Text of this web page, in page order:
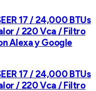
17 / 24,000 BTUs
/ 220 Vca / Filtro
Alexa y Google
17 / 24,000 BTUs
/ 220 Vca / Filtro